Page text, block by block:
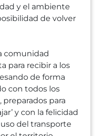
y el ambiente
de volver
comunidad
para recibir a los
de forma
con todos los
para
y con la felicidad
del transporte